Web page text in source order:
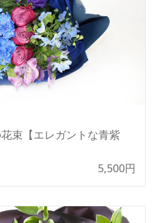
束【エレガントな青紫
5,500円